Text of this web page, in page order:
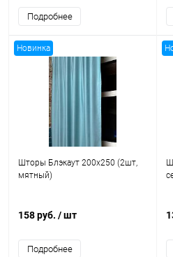
Подробнее
Новинка
Шторы Блэкаут 200x250 (2шт,
мятный)
158 руб. / шт
Подробнее